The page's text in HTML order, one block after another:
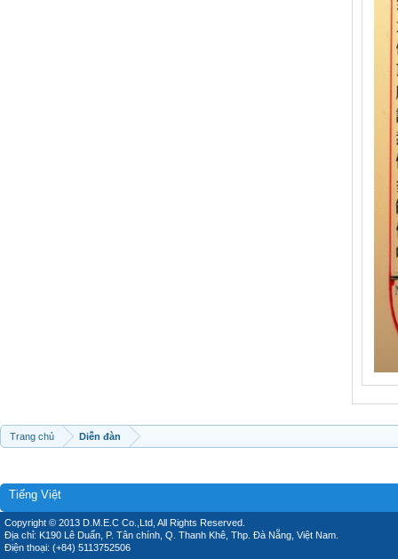
Trang chủ Diễn đàn
Tiếng Việt
Copyright © 2013 D.M.E.C Co.,Ltd, All Rights Reserved.
Địa chỉ: K190 Lê Duẩn, P. Tân chính, Q. Thanh Khê, Thp. Đà Nẵng, Việt Nam.
Điện thoại: (+84) 5113752506